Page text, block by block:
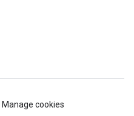
Manage cookies